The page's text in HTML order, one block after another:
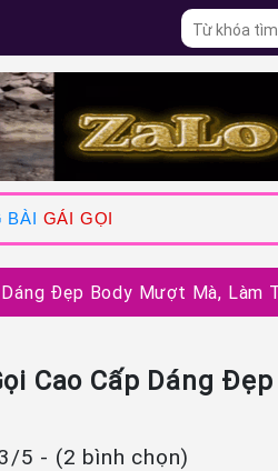
GÁI GỌI
Đẹp Body Mượt Mà, Làm
Cao Cấp Dáng
5 - (2 bình chọn)